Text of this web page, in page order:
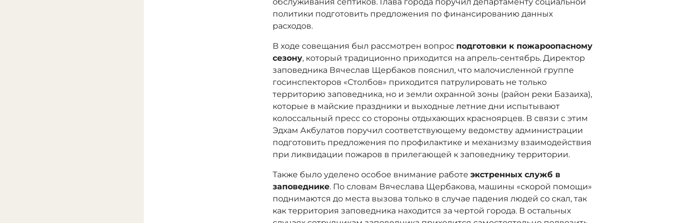
политики подготовить предложения по финансированию данных
расходов.
В ходе совещания был рассмотрен вопрос подготовки к пожароопасному
сезону, который традиционно приходится на апрель-сентябрь. Директор
заповедника Вячеслав Щербаков пояснил, что малочисленной группе
госинспекторов «Столбов» приходится патрулировать не только
территорию заповедника, но и земли охранной зоны (район реки Базаиха),
которые в майские праздники и выходные летние дни испытывают
колоссальный пресс со стороны отдыхающих красноярцев. В связи с этим
Эдхам Акбулатов поручил соответствующему ведомству администрации
подготовить предложения по профилактике и механизму взаимодействия
при ликвидации пожаров в прилегающей к заповеднику территории.
Также было уделено особое внимание работеэкстренных служб в
заповеднике. По словам Вячеслава Щербакова, машины «скорой помощи»
поднимаются до места вызова только в случае падения людей со скал, так
как территория заповедника находится за чертой города. В остальных